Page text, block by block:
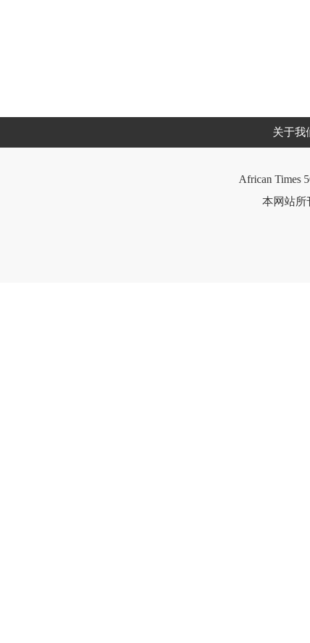
关于我
African Times
本网站所